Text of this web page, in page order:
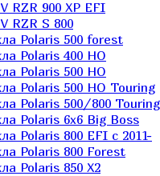
RZR 900 XP EFI
RZR S 800
Polaris 500 forest
Polaris 400 HO
Polaris 500 HO
Polaris 500 HO Touring
Polaris 500/800
Polaris 6х6 Big Boss
Polaris 800 EFI с 2011-
Polaris 800 Forest
Polaris 850 X2